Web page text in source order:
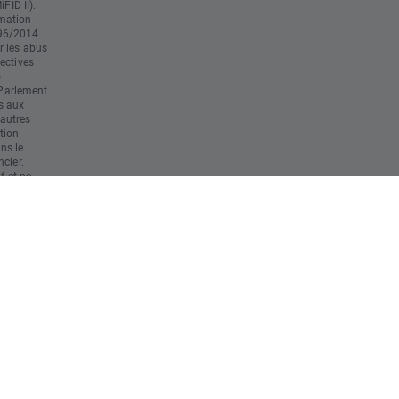
II).
2014
les abus
aux
le
et ne